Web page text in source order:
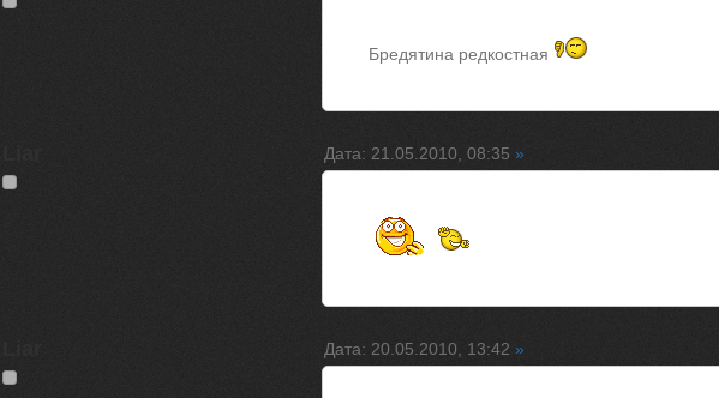
Бредятина редкостная
Дата: 21.05.2010, 08:35 »
Дата: 20.05.2010, 13:42 »